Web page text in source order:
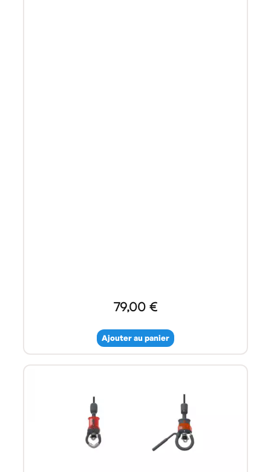
79,00 €
Ajouter au panier